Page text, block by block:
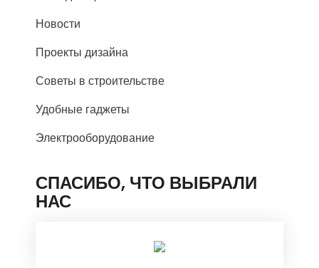
Новости
Проекты дизайна
Советы в строительстве
Удобные гаджеты
Электрооборудование
СПАСИБО, ЧТО ВЫБРАЛИ
НАС